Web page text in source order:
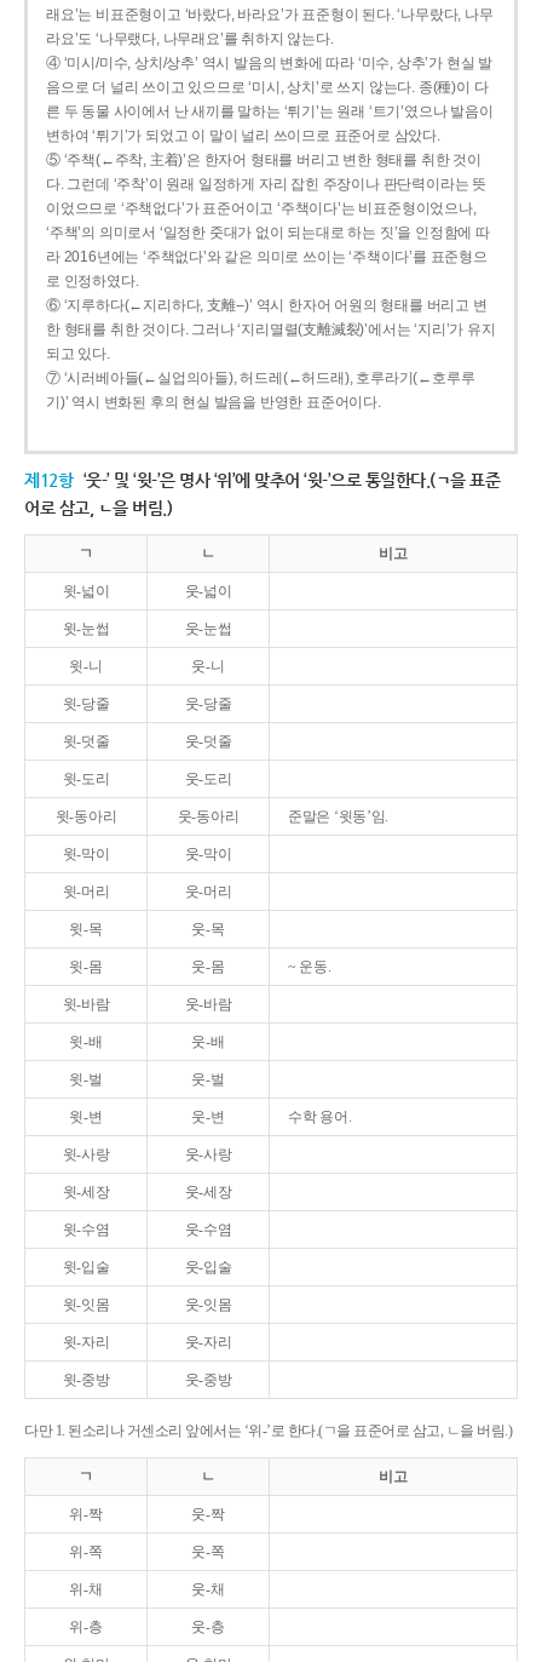
래요’는 비표준형이고 ‘바랐다, 바라요’가 표준형이 된다. ‘나무랐다, 나무
라요’도 ‘나무랬다, 나무래요’를 취하지 않는다.
④ ‘미시/미수, 상치/상추’ 역시 발음의 변화에 따라 ‘미수, 상추’가 현실 발
음으로 더 널리 쓰이고 있으므로 ‘미시, 상치’로 쓰지 않는다. 종(種)이 다
른 두 동물 사이에서 난 새끼를 말하는 ‘튀기’는 원래 ‘트기’였으나 발음이
변하여 ‘튀기’가 되었고 이 말이 널리 쓰이므로 표준어로 삼았다.
⑤ ‘주책(←주착, 主着)’은 한자어 형태를 버리고 변한 형태를 취한 것이
다. 그런데 ‘주착’이 원래 일정하게 자리 잡힌 주장이나 판단력이라는 뜻
이었으므로 ‘주책없다’가 표준어이고 ‘주책이다’는 비표준형이었으나,
‘주책’의 의미로서 ‘일정한 줏대가 없이 되는대로 하는 짓’을 인정함에 따
라 2016년에는 ‘주책없다’와 같은 의미로 쓰이는 ‘주책이다’를 표준형으
로 인정하였다.
⑥ ‘지루하다(←지리하다, 支離--)’ 역시 한자어 어원의 형태를 버리고 변
한 형태를 취한 것이다. 그러나 ‘지리멸렬(支離滅裂)’에서는 ‘지리’가 유지
되고 있다.
⑦ ‘시러베아들(←실업의아들), 허드레(←허드래), 호루라기(←호루루
기)’ 역시 변화된 후의 현실 발음을 반영한 표준어이다.
제12항 ‘웃-’ 및 ‘윗-’은 명사 ‘위’에 맞추어 ‘윗-’으로 통일한다.(ㄱ을 표준
어로 삼고, ㄴ을 버림.)
ㄱ ㄴ 비고
윗-넓이 웃-넓이
윗-눈썹 웃-눈썹
윗-니 웃-니
윗-당줄 웃-당줄
윗-덧줄 웃-덧줄
윗-도리 웃-도리
윗-동아리 웃-동아리 준말은 ‘윗동’임.
윗-막이 웃-막이
윗-머리 웃-머리
윗-목 웃-목
윗-몸 웃-몸 ~ 운동.
윗-바람 웃-바람
윗-배 웃-배
윗-벌 웃-벌
윗-변 웃-변 수학 용어.
윗-사랑 웃-사랑
윗-세장 웃-세장
윗-수염 웃-수염
윗-입술 웃-입술
윗-잇몸 웃-잇몸
윗-자리 웃-자리
윗-중방 웃-중방
다만 1. 된소리나 거센소리 앞에서는 ‘위-’로 한다.(ㄱ을 표준어로 삼고, ㄴ을 버림.)
ㄱ ㄴ 비고
위-짝 웃-짝
위-쪽 웃-쪽
위-채 웃-채
위-층 웃-층